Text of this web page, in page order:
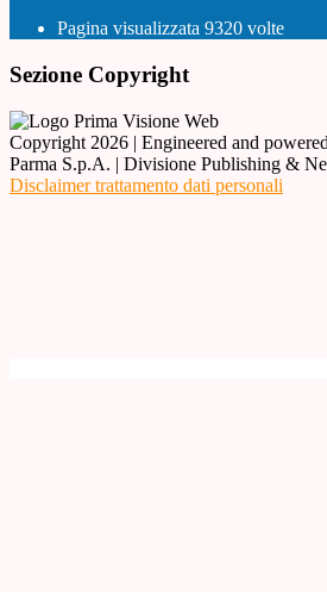
Pagina visualizzata 9320 volte
Sezione Copyright
Copyright 2026 | Engineered and
Parma S.p.A. | Divisione Publishing &
Disclaimer trattamento dati personali